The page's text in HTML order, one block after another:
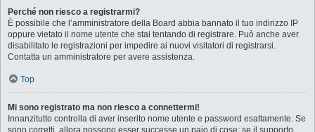
Perché non riesco a registrarmi?
È possibile che l’amministratore della Board abbia bannato il tuo indirizzo IP
oppure vietato il nome utente che stai tentando di registrare. Può anche aver
disabilitato le registrazioni per impedire ai nuovi visitatori di registrarsi.
Contatta un amministratore per avere assistenza.
Top
Mi sono registrato ma non riesco a connettermi!
Innanzitutto controlla di aver inserito nome utente e password esattamente. Se
sono corretti, allora possono esser successe un paio di cose: se il supporto